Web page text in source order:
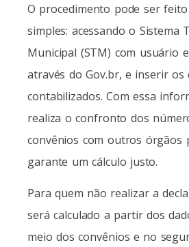
O procedimento pode ser
simples: acessando o Sistema
Municipal (STM) com usuário
através do Gov.br, e inserir os
contabilizados. Com essa
realiza o confronto dos
convênios com outros órgãos
garante um cálculo justo.
Para quem não realizar a
será calculado a partir dos
meio dos convênios e no